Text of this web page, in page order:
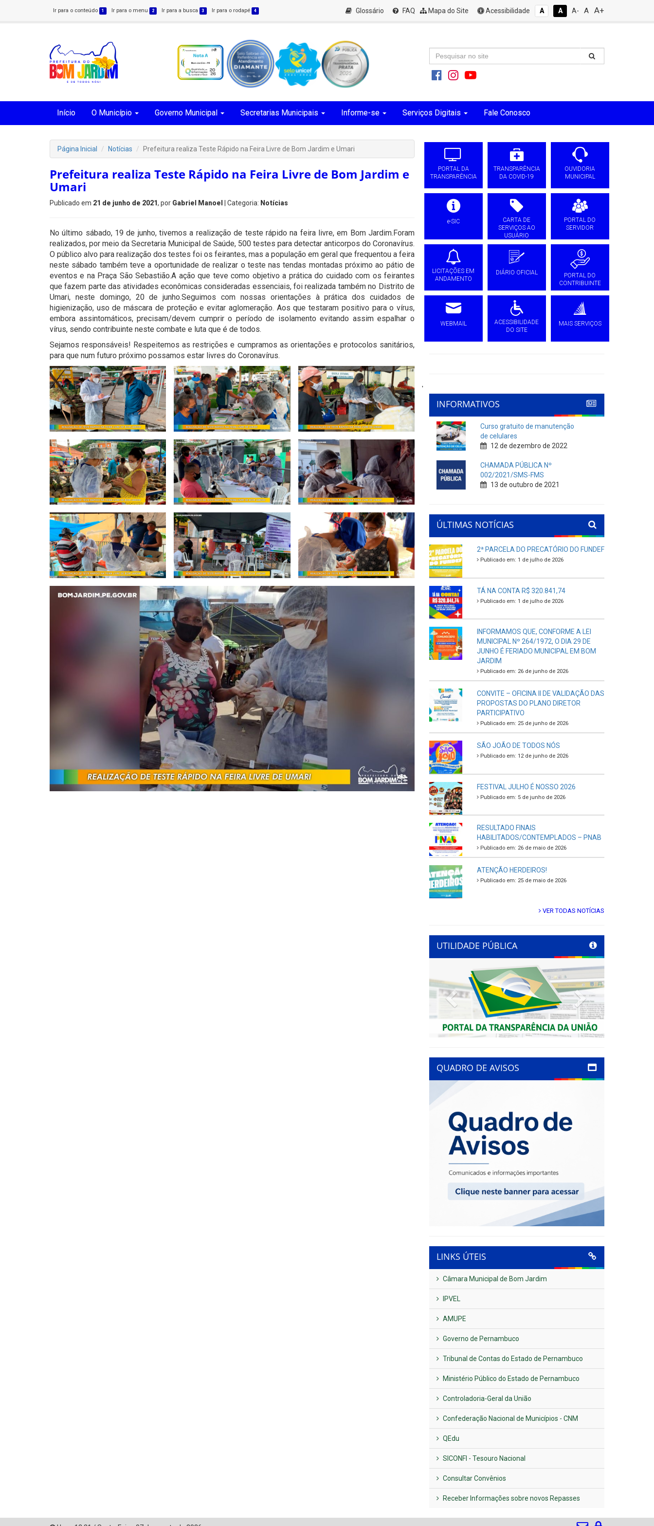
Ir para o conteúdo 1 Ir para o menu 2 Ir para a busca 3 Ir para o rodapé 4 Glossário FAQ Mapa do Site Acessibilidade A A A- A A+
Início O Município Governo Municipal Secretarias Municipais Informe-se Serviços Digitais Fale Conosco
Página Inicial Notícias Prefeitura realiza Teste Rápido na Feira Livre de Bom Jardim e Umari
Prefeitura realiza Teste Rápido na Feira Livre de Bom Jardim e
Umari
Publicado em 21 de junho de 2021, por Gabriel Manoel | Categoria: Notícias
No último sábado, 19 de junho, tivemos a realização de teste rápido na feira livre, em Bom Jardim.Foram
realizados, por meio da Secretaria Municipal de Saúde, 500 testes para detectar anticorpos do Coronavírus.
O público alvo para realização dos testes foi os feirantes, mas a população em geral que frequentou a feira
neste sábado também teve a oportunidade de realizar o teste nas tendas montadas próximo ao pátio de
eventos e na Praça São Sebastião.A ação que teve como objetivo a prática do cuidado com os feirantes
que fazem parte das atividades econômicas consideradas essenciais, foi realizada também no Distrito de
Umari, neste domingo, 20 de junho.Seguimos com nossas orientações à prática dos cuidados de
higienização, uso de máscara de proteção e evitar aglomeração. Aos que testaram positivo para o vírus,
embora assintomáticos, precisam/devem cumprir o período de isolamento evitando assim espalhar o
vírus, sendo contribuinte neste combate e luta que é de todos.
Sejamos responsáveis! Respeitemos as restrições e cumpramos as orientações e protocolos sanitários,
para que num futuro próximo possamos estar livres do Coronavírus.
PORTAL DA
TRANSPARÊNCIA
TRANSPARÊNCIA
DA COVID-19
OUVIDORIA
MUNICIPAL
e-SIC
CARTA DE
SERVIÇOS AO
USUÁRIO
PORTAL DO
SERVIDOR
LICITAÇÕES EM
ANDAMENTO
DIÁRIO OFICIAL
PORTAL DO
CONTRIBUINTE
WEBMAIL
ACESSIBILIDADE
DO SITE
MAIS SERVIÇOS
'
INFORMATIVOS
Curso gratuito de manutenção
de celulares
12 de dezembro de 2022
CHAMADA PÚBLICA Nº
002/2021/SMS-FMS
13 de outubro de 2021
ÚLTIMAS NOTÍCIAS
2ª PARCELA DO PRECATÓRIO DO FUNDEF
Publicado em: 1 de julho de 2026
TÁ NA CONTA R$ 320.841,74
Publicado em: 1 de julho de 2026
INFORMAMOS QUE, CONFORME A LEI
MUNICIPAL Nº 264/1972, O DIA 29 DE
JUNHO É FERIADO MUNICIPAL EM BOM
JARDIM
Publicado em: 26 de junho de 2026
CONVITE – OFICINA II DE VALIDAÇÃO DAS
PROPOSTAS DO PLANO DIRETOR
PARTICIPATIVO
Publicado em: 25 de junho de 2026
SÃO JOÃO DE TODOS NÓS
Publicado em: 12 de junho de 2026
FESTIVAL JULHO É NOSSO 2026
Publicado em: 5 de junho de 2026
RESULTADO FINAIS
HABILITADOS/CONTEMPLADOS – PNAB
Publicado em: 26 de maio de 2026
ATENÇÃO HERDEIROS!
Publicado em: 25 de maio de 2026
VER TODAS NOTÍCIAS
UTILIDADE PÚBLICA
Previous Next
QUADRO DE AVISOS
LINKS ÚTEIS
Câmara Municipal de Bom Jardim
IPVEL
AMUPE
Governo de Pernambuco
Tribunal de Contas do Estado de Pernambuco
Ministério Público do Estado de Pernambuco
Controladoria-Geral da União
Confederação Nacional de Municípios - CNM
QEdu
SICONFI - Tesouro Nacional
Consultar Convênios
Receber Informações sobre novos Repasses